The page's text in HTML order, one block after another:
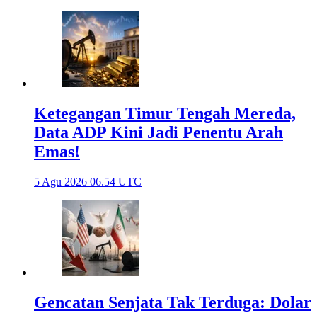
Ketegangan Timur Tengah Mereda,
Data ADP Kini Jadi Penentu Arah
Emas!
5 Agu 2026 06.54 UTC
Gencatan Senjata Tak Terduga: Dolar